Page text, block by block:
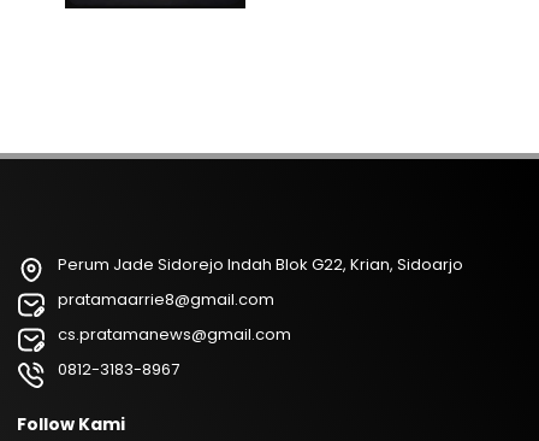
Perum Jade Sidorejo Indah Blok G22, Krian, Sidoarjo
pratamaarrie8@gmail.com
cs.pratamanews@gmail.com
0812-3183-8967
Follow Kami